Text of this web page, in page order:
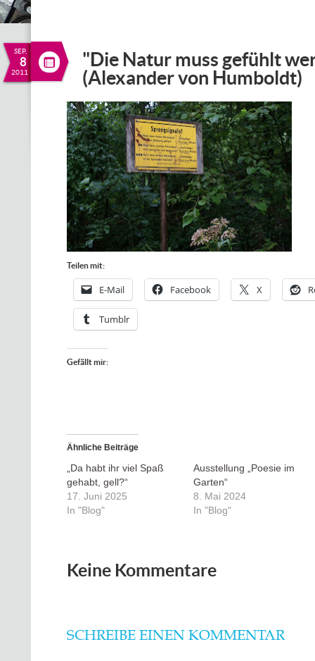
SEP.
8
2011
"Die Natur muss gefühlt
(Alexander von Humboldt)
Teilen mit:
E-Mail Facebook X
Tumblr
Gefällt mir:
Ähnliche Beiträge
„Da habt ihr viel Spaß
gehabt, gell?“
17. Juni 2025
In "Blog"
Ausstellung „Poesie im
Garten“
8. Mai 2024
In "Blog"
Keine Kommentare
SCHREIBE EINEN KOMMENTAR